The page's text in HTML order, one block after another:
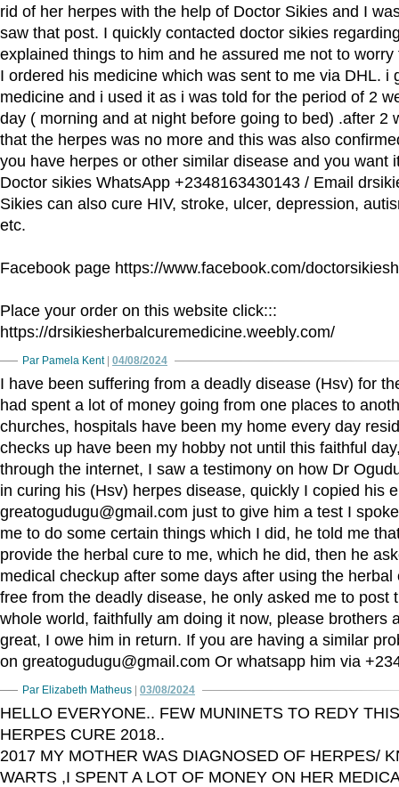
rid of her herpes with the help of Doctor Sikies and I
saw that post. I quickly contacted doctor sikies
explained things to him and he assured me not to
I ordered his medicine which was sent to me via DHL. i
medicine and i used it as i was told for the period of 2
day ( morning and at night before going to bed) .after 2
that the herpes was no more and this was also
you have herpes or other similar disease and you want
Doctor sikies WhatsApp +2348163430143 / Email
Sikies can also cure HIV, stroke, ulcer, depression,
etc.
Facebook page https://www.facebook.com/
Place your order on this website click:::
https://drsikiesherbalcuremedicine.weebly.com/
Par Pamela Kent 04/08/2024
I have been suffering from a deadly disease (Hsv) for
had spent a lot of money going from one places to
churches, hospitals have been my home every day
checks up have been my hobby not until this faithful
through the internet, I saw a testimony on how Dr
in curing his (Hsv) herpes disease, quickly I copied his
greatogudugu@gmail.com just to give him a test I
me to do some certain things which I did, he told me
provide the herbal cure to me, which he did, then he
medical checkup after some days after using the
free from the deadly disease, he only asked me to post
whole world, faithfully am doing it now, please brothers
great, I owe him in return. If you are having a similar
on greatogudugu@gmail.com Or whatsapp him via
Par Elizabeth Matheus 03/08/2024
HELLO EVERYONE.. FEW MUNINETS TO REDY
HERPES CURE 2018..
2017 MY MOTHER WAS DIAGNOSED OF HERPES/
WARTS ,I SPENT A LOT OF MONEY ON HER